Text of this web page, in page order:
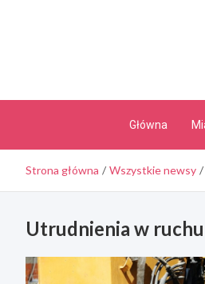
Główna
Strona główna Wszystkie newsy
Utrudnienia w ruchu